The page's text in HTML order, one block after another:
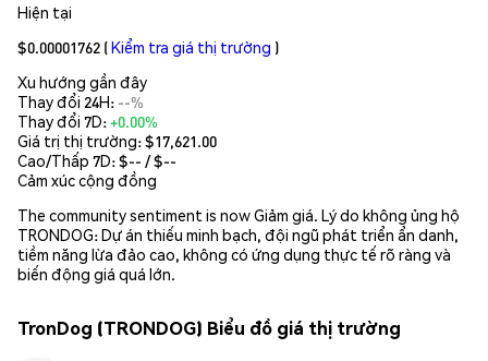
Hiện tại
$0.00001762 (Kiểm tra giá thị trường )
Xu hướng gần đây
Thay đổi 24H: --%
Thay đổi 7D:+0.00%
Giá trị thị trường:$17,621.00
Cao/Thấp 7D: $-- / $--
Cảm xúc cộng đồng
The community sentiment is now Giảm giá. Lý do không ủng hộ
TRONDOG: Dự án thiếu minh bạch, đội ngũ phát triển ẩn danh,
tiềm năng lừa đảo cao, không có ứng dụng thực tế rõ ràng và
biến động giá quá lớn.
TronDog (TRONDOG) Biểu đồ giá thị trường